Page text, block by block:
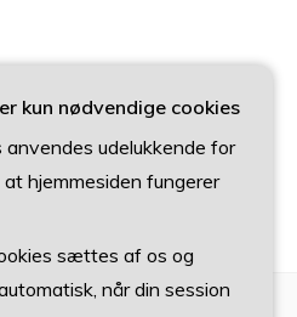
kun nødvendige cookies
anvendes udelukkende for
at hjemmesiden fungerer
sættes af os og
når din session